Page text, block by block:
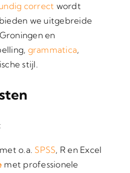
correct wordt
we uitgebreide
en
grammatica,
stijl.
met o.a. SPSS, R en Excel
met professionele